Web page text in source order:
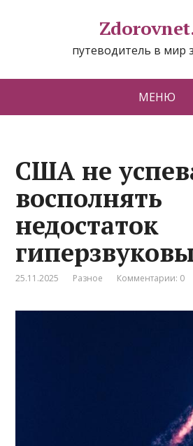
путеводитель в мир
МЕНЮ
США не
восполнять
недостаток
25.11.2025 Разное Комментарии: 0